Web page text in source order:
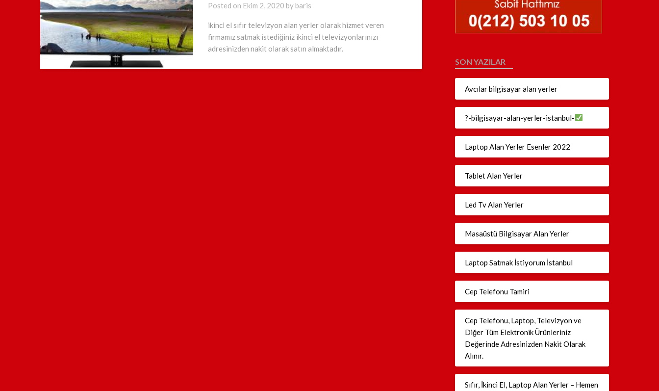
Posted on Ekim 2, 2020 by baris
ikinci el sıfır televizyon alan yerler olarak hizmet veren
firmamız satmak istediğiniz ikinci el televizyonlarınızı
adresinizden nakit olarak satın almaktadır.
SON YAZILAR
Avcılar bilgisayar alan yerler
?-bilgisayar-alan-yerler-istanbul-
Laptop Alan Yerler Esenler 2022
Tablet Alan Yerler
Led Tv Alan Yerler
Masaüstü Bilgisayar Alan Yerler
Laptop Satmak İstiyorum İstanbul
Cep Telefonu Tamiri
Cep Telefonu, Laptop, Televizyon ve
Diğer Tüm Elektronik Ürünleriniz
Değerinde Adresinizden Nakit Olarak
Alınır.
Sıfır, İkinci El, Laptop Alan Yerler – Hemen